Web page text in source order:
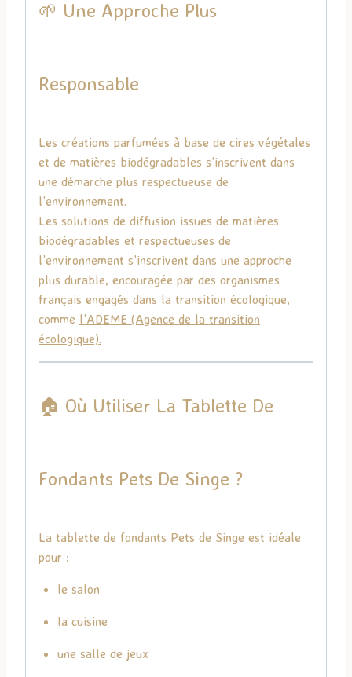
🌱 Une Approche Plus
Responsable
Les créations parfumées à base de cires végétales
et de matières biodégradables s’inscrivent dans
une démarche plus respectueuse de
l’environnement.
Les solutions de diffusion issues de matières
biodégradables et respectueuses de
l’environnement s’inscrivent dans une approche
plus durable, encouragée par des organismes
français engagés dans la transition écologique,
comme l’ADEME (Agence de la transition
écologique).
🏠 Où Utiliser La Tablette De
Fondants Pets De Singe ?
La tablette de fondants Pets de Singe est idéale
pour :
le salon
la cuisine
une salle de jeux